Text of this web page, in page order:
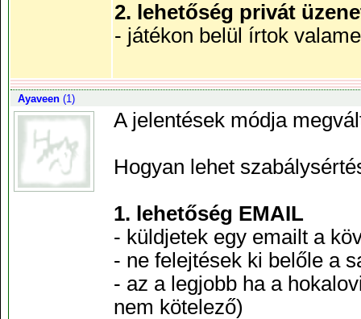
2. lehetőség privát
- játékon belül írtok
Ayaveen(1)
A jelentések módja
Hogyan lehet
1. lehetőség EMAIL
- küldjetek egy emailt a
- ne felejtések ki belőle a
- az a legjobb ha a
nem kötelező)